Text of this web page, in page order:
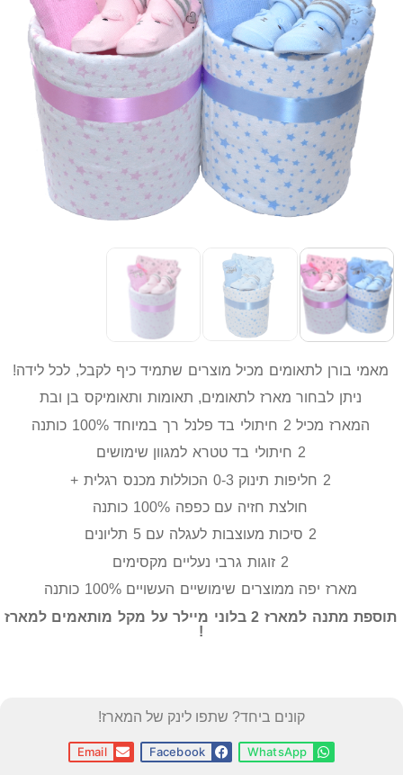
מאמי בורן לתאומים מכיל מוצרים שתמיד כיף לקבל, לכל לידה!
ניתן לבחור מארז לתאומים, תאומות ותאומיקס בן ובת
המארז מכיל 2 חיתולי בד פלנל רך במיוחד 100% כותנה
2 חיתולי בד טטרא למגוון שימושים
2 חליפות תינוק 0-3 הכוללות מכנס רגלית +
חולצת חזיה עם כפפה 100% כותנה
2 סיכות מעוצבות לעגלה עם 5 תליונים
2 זוגות גרבי נעליים מקסימים
מארז יפה ממוצרים שימושיים העשויים 100% כותנה
תוספת מתנה למארז 2 בלוני מיילר על מקל מותאמים למארז
!
קונים ביחד? שתפו לינק של המארז!
WhatsApp
Facebook
Email